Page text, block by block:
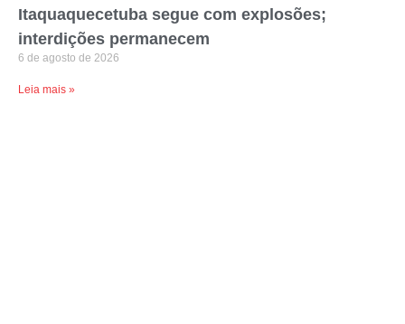
Itaquaquecetuba segue com explosões;
interdições permanecem
6 de agosto de 2026
Leia mais »